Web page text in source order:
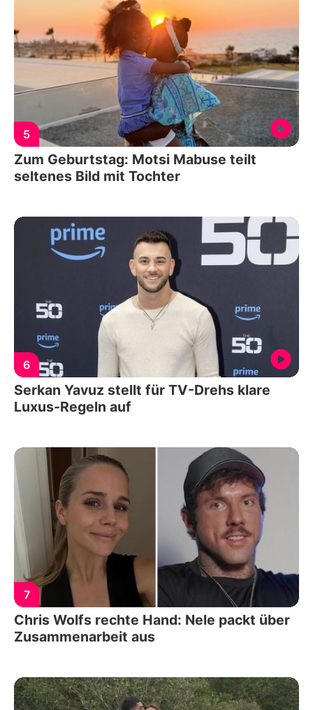
5
Zum Geburtstag: Motsi Mabuse teilt
seltenes Bild mit Tochter
6
Serkan Yavuz stellt für TV-Drehs klare
Luxus-Regeln auf
7
Chris Wolfs rechte Hand: Nele packt über
Zusammenarbeit aus